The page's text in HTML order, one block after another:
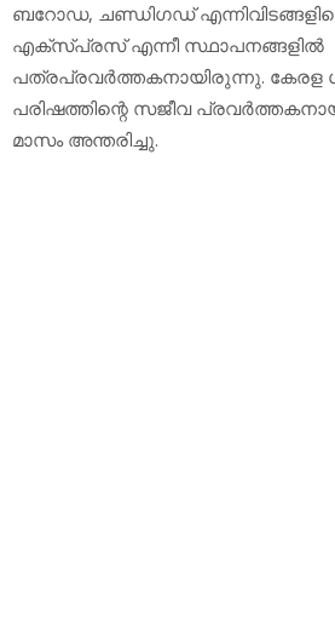
ബറോഡ, ചണ്ഡിഗഡ്
എക്‌സ്പ്രസ് എന്നീ സ്ഥാപനങ്ങളില്‍
പത്രപ്രവര്‍ത്തകനായിരുന്നു. കേരള
പരിഷത്തിന്റെ സജീവ
മാസം അന്തരിച്ചു.